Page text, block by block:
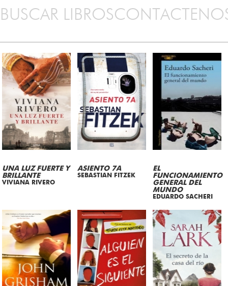
BUSCAR LIBROS
UNA LUZ FUERTE Y
BRILLANTE
VIVIANA RIVERO
ASIENTO 7A
SEBASTIAN FITZEK
EL
FUNCIONAMIENTO
GENERAL DEL
MUNDO
EDUARDO SACHERI